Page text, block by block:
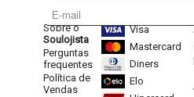
Sobre o
Soulojista
Perguntas
frequentes
Política de
Vendas
Visa
Mastercard
Diners
Elo